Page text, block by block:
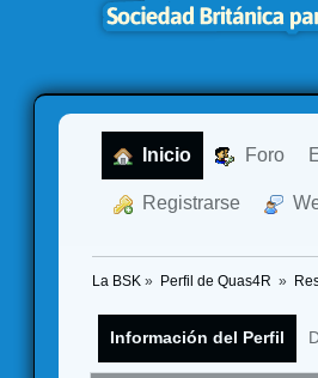
Inicio Foro
Registrarse
La BSK » Perfil de Quas4R »
Información del Perfil